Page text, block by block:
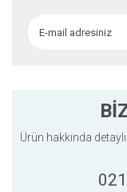
Ürün hakkında